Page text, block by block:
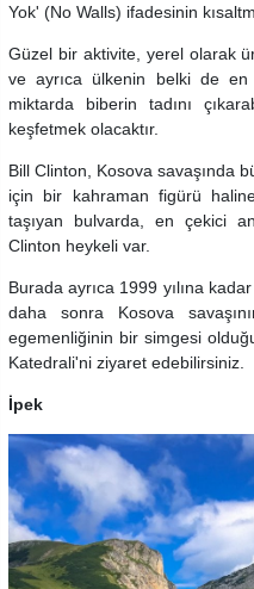
Yok' (No Walls) ifadesinin
Güzel bir aktivite, yerel olarak
ve ayrıca ülkenin belki de
miktarda biberin tadını
keşfetmek olacaktır.
Bill Clinton, Kosova savaşında
için bir kahraman figürü
taşıyan bulvarda, en çekici
Clinton heykeli var.
Burada ayrıca 1999 yılına
daha sonra Kosova
egemenliğinin bir simgesi
Katedrali'ni ziyaret edebilirsiniz.
İpek